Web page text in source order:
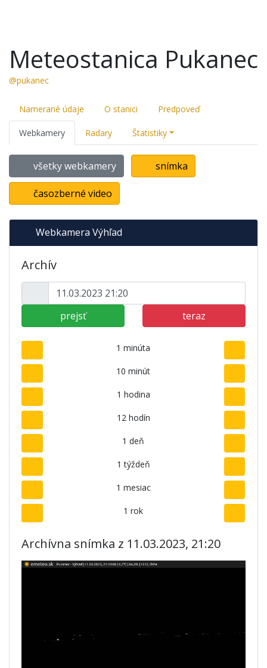
Meteostanica Pukanec
@pukanec
Namerané údaje O stanici Predpoveď
Webkamery Radary Štatistiky
všetky webkamery snímka
časozberné video
Webkamera Výhľad
Archív
prejsť teraz
1 minúta
10 minút
1 hodina
12 hodín
1 deň
1 týždeň
1 mesiac
1 rok
Archívna snímka z 11.03.2023, 21:20